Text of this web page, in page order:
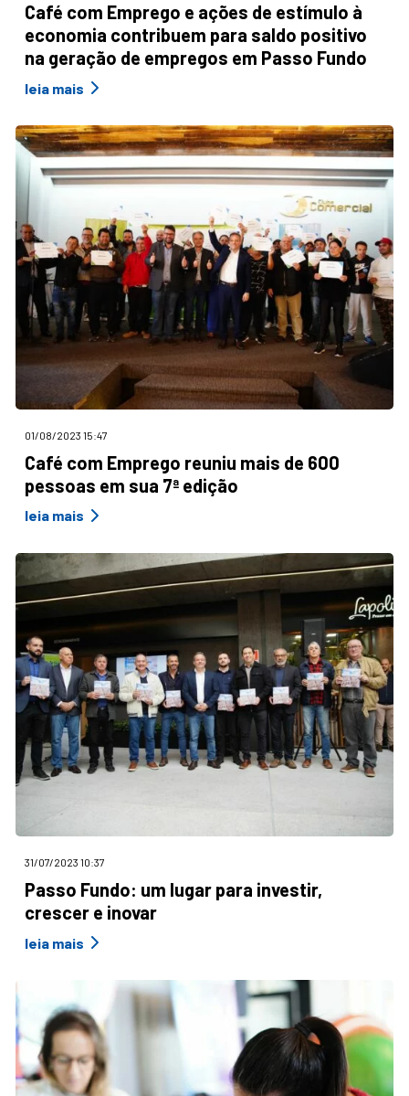
Café com Emprego e ações de estímulo à
economia contribuem para saldo positivo
na geração de empregos em Passo Fundo
leia mais
01/08/2023 15:47
Café com Emprego reuniu mais de 600
pessoas em sua 7ª edição
leia mais
31/07/2023 10:37
Passo Fundo: um lugar para investir,
crescer e inovar
leia mais